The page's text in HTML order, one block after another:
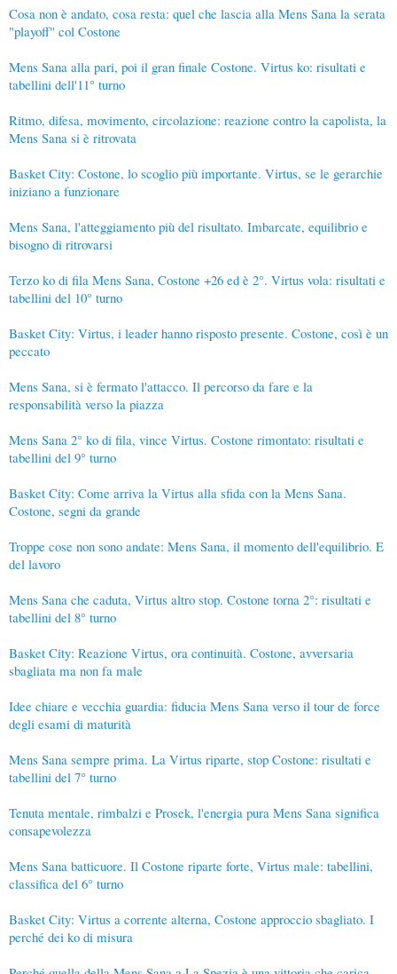
Cosa non è andato, cosa resta: quel che lascia alla Mens Sana la serata
"playoff" col Costone
Mens Sana alla pari, poi il gran finale Costone. Virtus ko: risultati e
tabellini dell'11° turno
Ritmo, difesa, movimento, circolazione: reazione contro la capolista, la
Mens Sana si è ritrovata
Basket City: Costone, lo scoglio più importante. Virtus, se le gerarchie
iniziano a funzionare
Mens Sana, l'atteggiamento più del risultato. Imbarcate, equilibrio e
bisogno di ritrovarsi
Terzo ko di fila Mens Sana, Costone +26 ed è 2°. Virtus vola: risultati e
tabellini del 10° turno
Basket City: Virtus, i leader hanno risposto presente. Costone, così è un
peccato
Mens Sana, si è fermato l'attacco. Il percorso da fare e la
responsabilità verso la piazza
Mens Sana 2° ko di fila, vince Virtus. Costone rimontato: risultati e
tabellini del 9° turno
Basket City: Come arriva la Virtus alla sfida con la Mens Sana.
Costone, segni da grande
Troppe cose non sono andate: Mens Sana, il momento dell'equilibrio. E
del lavoro
Mens Sana che caduta, Virtus altro stop. Costone torna 2°: risultati e
tabellini del 8° turno
Basket City: Reazione Virtus, ora continuità. Costone, avversaria
sbagliata ma non fa male
Idee chiare e vecchia guardia: fiducia Mens Sana verso il tour de force
degli esami di maturità
Mens Sana sempre prima. La Virtus riparte, stop Costone: risultati e
tabellini del 7° turno
Tenuta mentale, rimbalzi e Prosek, l'energia pura Mens Sana significa
consapevolezza
Mens Sana batticuore. Il Costone riparte forte, Virtus male: tabellini,
classifica del 6° turno
Basket City: Virtus a corrente alterna, Costone approccio sbagliato. I
perché dei ko di misura